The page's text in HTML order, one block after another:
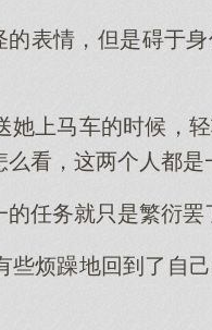
的表情，但是碍于
上马车的时候，
看，这两个人都是
任务就只是繁衍罢
些烦躁地回到了自